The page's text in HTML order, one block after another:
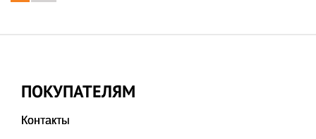
ПОКУПАТЕЛЯМ
Контакты